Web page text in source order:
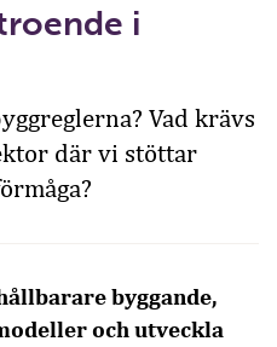
i
Vad krävs
där vi stöttar
byggande,
och utveckla